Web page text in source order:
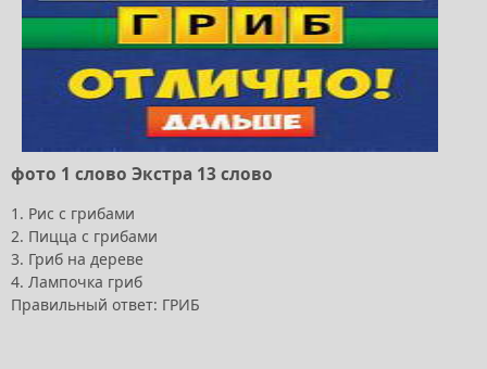
фото 1 слово Экстра 13 слово
1. Рис с грибами
2. Пицца с грибами
3. Гриб на дереве
4. Лампочка гриб
Правильный ответ: ГРИБ